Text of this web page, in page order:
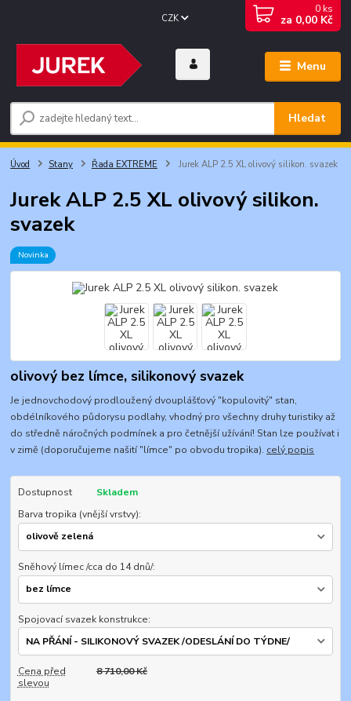
Menu
CZK
Hledat
0 ks
za 0,00 Kč
Úvod Stany Řada EXTREME Jurek ALP 2.5 XL olivový silikon. svazek
Jurek ALP 2.5 XL olivový silikon.
svazek
Novinka
olivový bez límce, silikonový svazek
Je jednovchodový prodloužený dvouplášťový "kopulovitý" stan,
obdélníkového půdorysu podlahy, vhodný pro všechny druhy turistiky až
do středně náročných podmínek a pro četnější užívání! Stan lze používat i
v zimě (doporučujeme našití "límce" po obvodu tropika). celý popis
Dostupnost
Skladem
Barva tropika (vnější vrstvy):
Sněhový límec /cca do 14 dnů/:
Spojovací svazek konstrukce:
Cena před
slevou
8 710,00 Kč